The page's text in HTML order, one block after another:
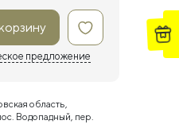
предложение
область,
Водопадный, пер.